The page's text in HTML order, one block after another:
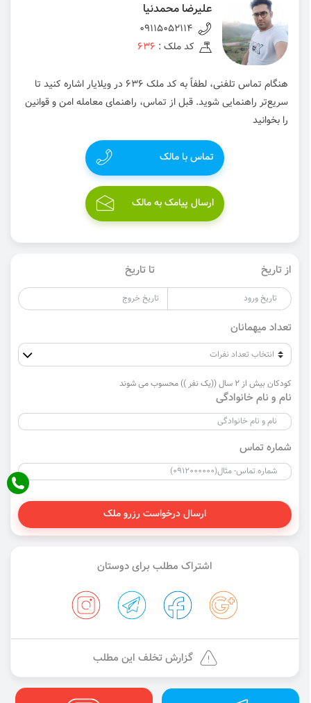
علیرضا محمدنیا
09115052114
کد ملک : 636
هنگام تماس تلفنی، لطفاً به کد ملک 636 در ویلایار اشاره کنید تا
سریع‌تر راهنمایی شوید. قبل از تماس، راهنمای معامله امن و قوانین
را بخوانید
تماس با مالک
ارسال پیامک به مالک
از تاریخ تا تاریخ
تعداد میهمانان
کودکان بیش از 2 سال ((یک نفر )) محسوب می شوند
نام و نام خانوادگی
شماره تماس
ارسال درخواست رزرو ملک
اشتراک مطلب برای دوستان
گزارش تخلف این مطلب